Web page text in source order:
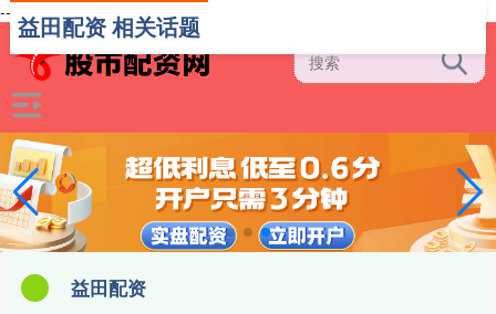
-->
益田配资
益田配资 相关话题